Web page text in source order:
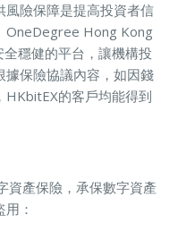
險保障是提高投資者信
OneDegree Hong Kong
穩健的平台，讓機構投
據保險協議內容，如因錢
HKbitEX的客戶均能得到
產保險，承保數字資產
：